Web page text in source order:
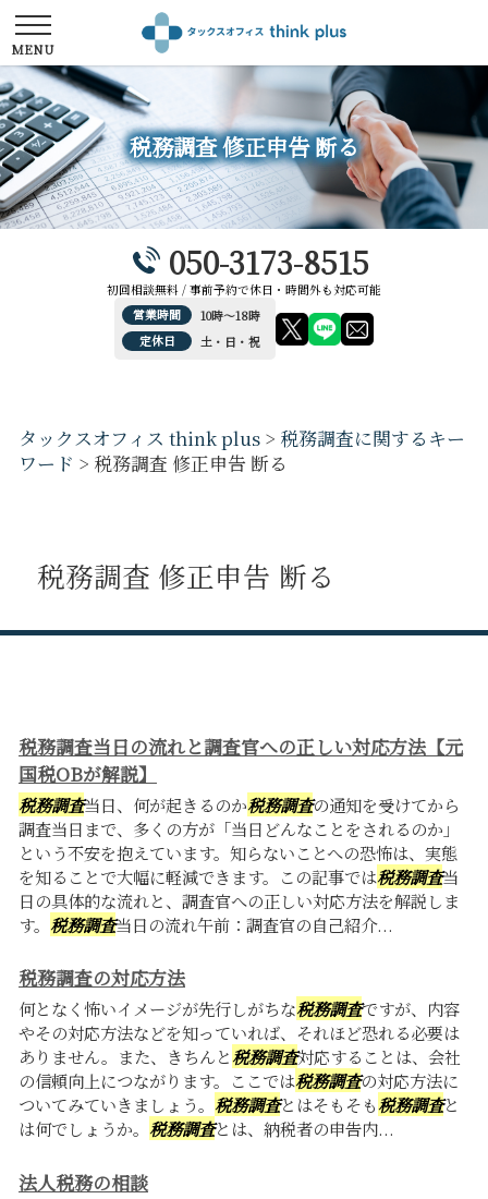
税務調査 修正申告 断る
050-3173-8515
初回相談無料 / 事前予約で休日・時間外も対応可能
営業時間
10時～18時
定休日
土・日・祝
タックスオフィス think plus > 税務調査に関するキー
ワード > 税務調査 修正申告 断る
税務調査 修正申告 断る
税務調査当日の流れと調査官への正しい対応方法【元
国税OBが解説】
税務調査当日、何が起きるのか税務調査の通知を受けてから
調査当日まで、多くの方が「当日どんなことをされるのか」
という不安を抱えています。知らないことへの恐怖は、実態
を知ることで大幅に軽減できます。この記事では税務調査当
日の具体的な流れと、調査官への正しい対応方法を解説しま
す。 税務調査当日の流れ午前：調査官の自己紹介...
税務調査の対応方法
何となく怖いイメージが先行しがちな税務調査ですが、内容
やその対応方法などを知っていれば、それほど恐れる必要は
ありません。また、きちんと税務調査対応することは、会社
の信頼向上につながります。ここでは税務調査の対応方法に
ついてみていきましょう。 税務調査とはそもそも税務調査と
は何でしょうか。 税務調査とは、納税者の申告内...
法人税務の相談